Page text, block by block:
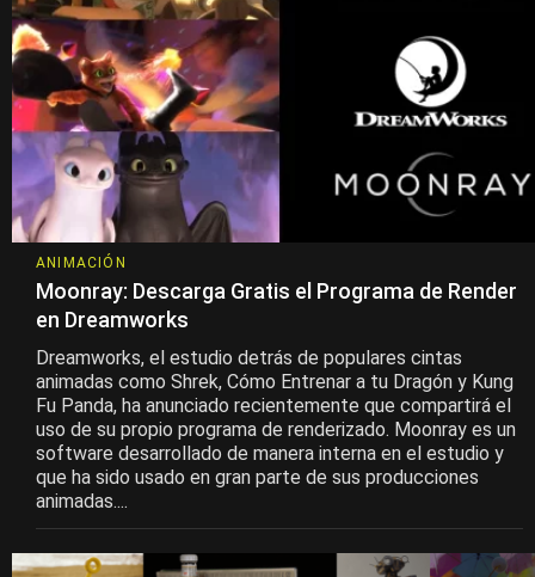
ANIMACIÓN
Moonray: Descarga Gratis el Programa de Render
en Dreamworks
Dreamworks, el estudio detrás de populares cintas
animadas como Shrek, Cómo Entrenar a tu Dragón y Kung
Fu Panda, ha anunciado recientemente que compartirá el
uso de su propio programa de renderizado. Moonray es un
software desarrollado de manera interna en el estudio y
que ha sido usado en gran parte de sus producciones
animadas....